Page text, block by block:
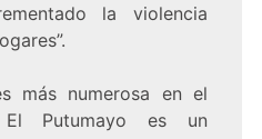
la violencia
más numerosa en el
Putumayo es un